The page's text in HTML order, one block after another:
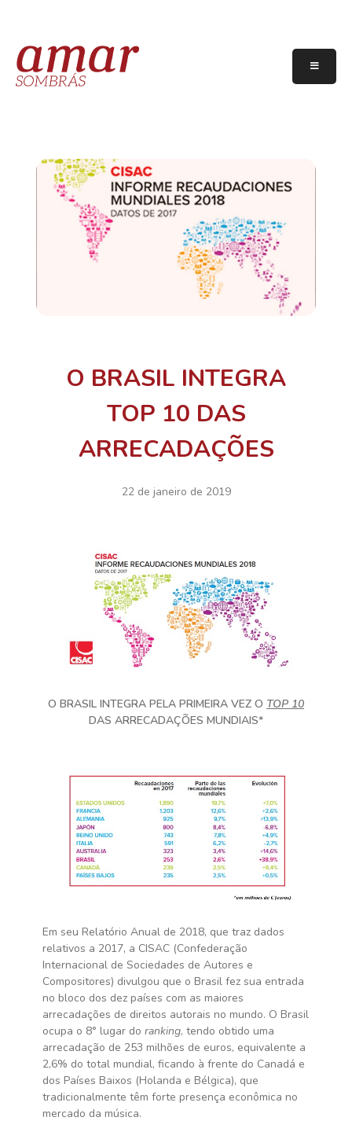
O BRASIL INTEGRA
TOP 10 DAS
ARRECADAÇÕES
22 de janeiro de 2019
O BRASIL INTEGRA PELA PRIMEIRA VEZ O TOP 10
DAS ARRECADAÇÕES MUNDIAIS*
Em seu Relatório Anual de 2018, que traz dados
relativos a 2017, a CISAC (Confederação
Internacional de Sociedades de Autores e
Compositores) divulgou que o Brasil fez sua entrada
no bloco dos dez países com as maiores
arrecadações de direitos autorais no mundo. O Brasil
ocupa o 8° lugar do ranking, tendo obtido uma
arrecadação de 253 milhões de euros, equivalente a
2,6% do total mundial, ficando à frente do Canadá e
dos Países Baixos (Holanda e Bélgica), que
tradicionalmente têm forte presença econômica no
mercado da música.